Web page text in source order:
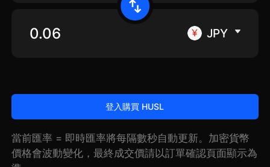
JPY
登入購買 HUSL
當前匯率 = 即時匯率將每隔數秒自動更新。加密貨幣
價格會波動變化，最終成交價請以訂單確認頁面顯示為